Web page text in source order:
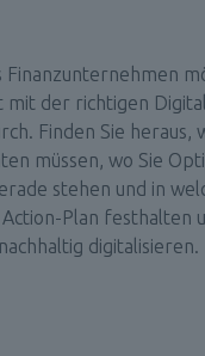
Finanzunternehmen
der richtigen
Finden Sie
müssen, wo Sie
stehen und in
Plan festhalten
digitalisieren.